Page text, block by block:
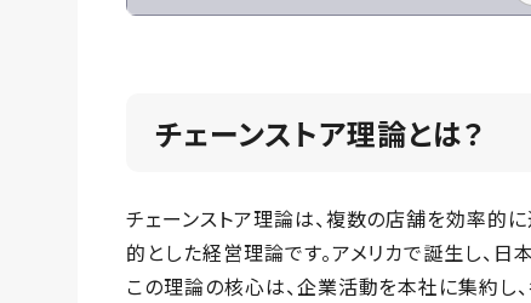
チェーンストア理論とは？
チェーンストア理論は、複数の店舗を効率的
的とした経営理論です。アメリカで誕生し、
この理論の核心は、企業活動を本社に集約し